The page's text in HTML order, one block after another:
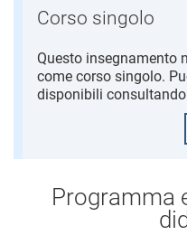
Corso singolo
Questo insegnamento
come corso singolo.
disponibili
Programma